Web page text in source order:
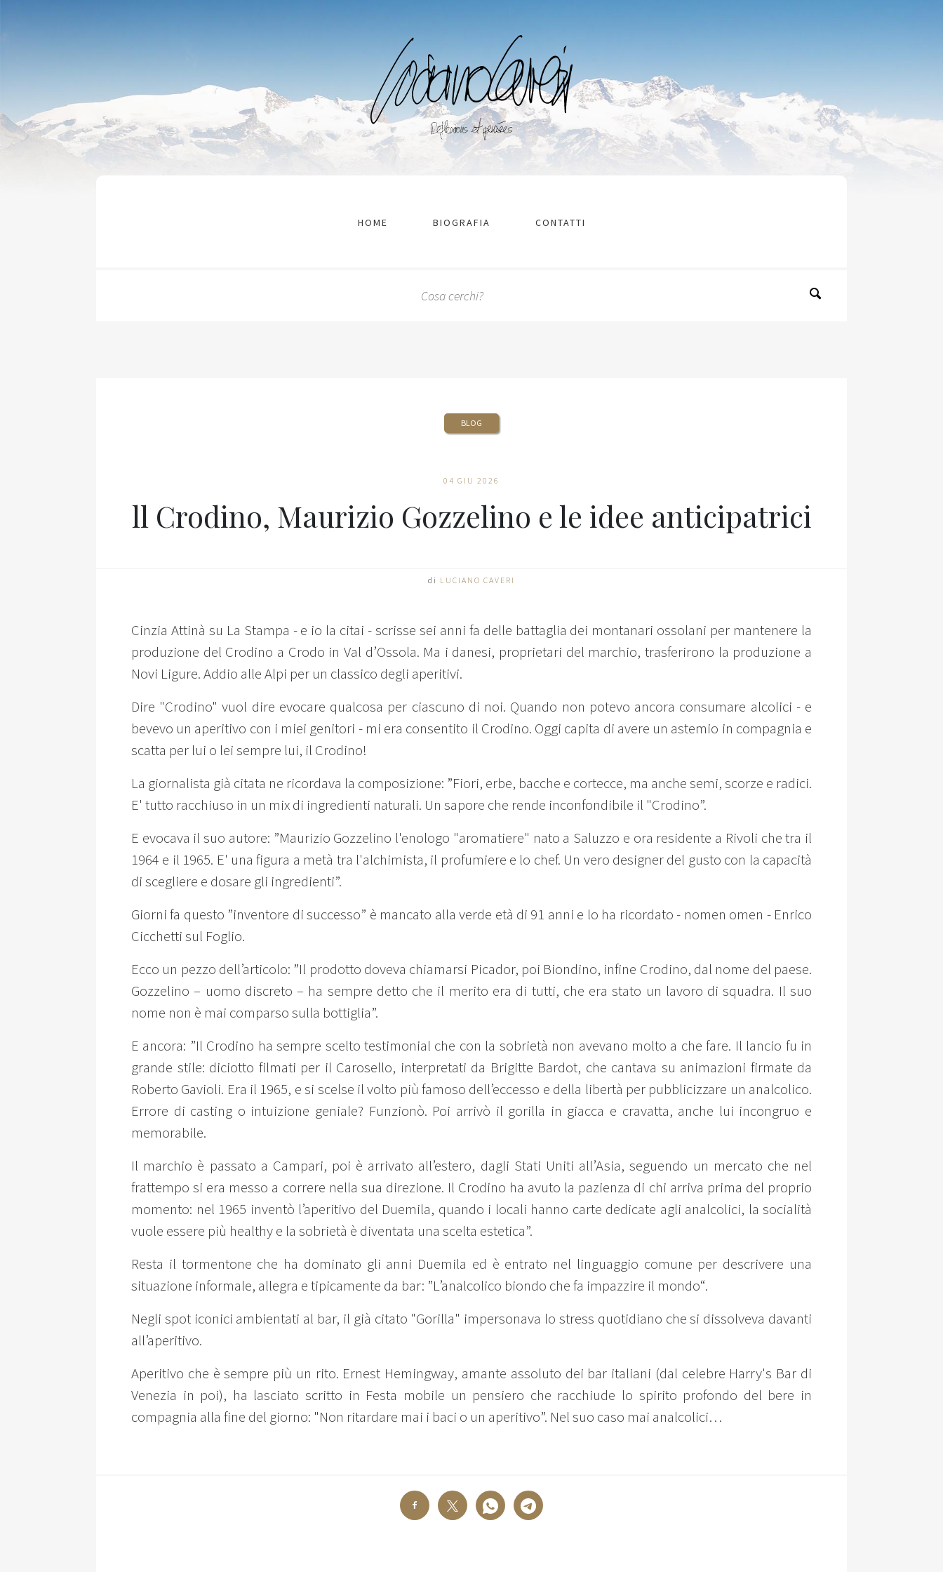
HOME BIOGRAFIA CONTATTI
BLOG
04 GIU 2026
ll Crodino, Maurizio Gozzelino e le idee anticipatrici
di LUCIANO CAVERI
Cinzia Attinà su La Stampa - e io la citai - scrisse sei anni fa delle battaglia dei montanari ossolani per mantenere la
produzione del Crodino a Crodo in Val d’Ossola. Ma i danesi, proprietari del marchio, trasferirono la produzione a
Novi Ligure. Addio alle Alpi per un classico degli aperitivi.
Dire "Crodino" vuol dire evocare qualcosa per ciascuno di noi. Quando non potevo ancora consumare alcolici - e
bevevo un aperitivo con i miei genitori - mi era consentito il Crodino. Oggi capita di avere un astemio in compagnia e
scatta per lui o lei sempre lui, il Crodino!
La giornalista già citata ne ricordava la composizione: ”Fiori, erbe, bacche e cortecce, ma anche semi, scorze e radici.
E' tutto racchiuso in un mix di ingredienti naturali. Un sapore che rende inconfondibile il "Crodino”.
E evocava il suo autore: ”Maurizio Gozzelino l'enologo "aromatiere" nato a Saluzzo e ora residente a Rivoli che tra il
1964 e il 1965. E' una figura a metà tra l'alchimista, il profumiere e lo chef. Un vero designer del gusto con la capacità
di scegliere e dosare gli ingredienti”.
Giorni fa questo ”inventore di successo” è mancato alla verde età di 91 anni e lo ha ricordato - nomen omen - Enrico
Cicchetti sul Foglio.
Ecco un pezzo dell’articolo: ”Il prodotto doveva chiamarsi Picador, poi Biondino, infine Crodino, dal nome del paese.
Gozzelino – uomo discreto – ha sempre detto che il merito era di tutti, che era stato un lavoro di squadra. Il suo
nome non è mai comparso sulla bottiglia”.
E ancora: ”Il Crodino ha sempre scelto testimonial che con la sobrietà non avevano molto a che fare. Il lancio fu in
grande stile: diciotto filmati per il Carosello, interpretati da Brigitte Bardot, che cantava su animazioni firmate da
Roberto Gavioli. Era il 1965, e si scelse il volto più famoso dell’eccesso e della libertà per pubblicizzare un analcolico.
Errore di casting o intuizione geniale? Funzionò. Poi arrivò il gorilla in giacca e cravatta, anche lui incongruo e
memorabile.
Il marchio è passato a Campari, poi è arrivato all’estero, dagli Stati Uniti all’Asia, seguendo un mercato che nel
frattempo si era messo a correre nella sua direzione. Il Crodino ha avuto la pazienza di chi arriva prima del proprio
momento: nel 1965 inventò l’aperitivo del Duemila, quando i locali hanno carte dedicate agli analcolici, la socialità
vuole essere più healthy e la sobrietà è diventata una scelta estetica”.
Resta il tormentone che ha dominato gli anni Duemila ed è entrato nel linguaggio comune per descrivere una
situazione informale, allegra e tipicamente da bar: ”L’analcolico biondo che fa impazzire il mondo“.
Negli spot iconici ambientati al bar, il già citato "Gorilla" impersonava lo stress quotidiano che si dissolveva davanti
all’aperitivo.
Aperitivo che è sempre più un rito. Ernest Hemingway, amante assoluto dei bar italiani (dal celebre Harry's Bar di
Venezia in poi), ha lasciato scritto in Festa mobile un pensiero che racchiude lo spirito profondo del bere in
compagnia alla fine del giorno: "Non ritardare mai i baci o un aperitivo”. Nel suo caso mai analcolici…